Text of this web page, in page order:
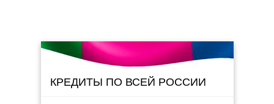
КРЕДИТЫ ПО ВСЕЙ РОССИИ